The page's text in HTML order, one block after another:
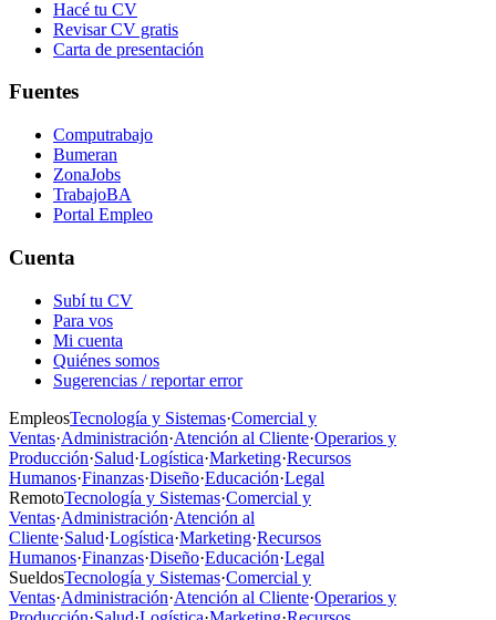
Hacé tu CV
Revisar CV gratis
Carta de presentación
Fuentes
Computrabajo
Bumeran
ZonaJobs
TrabajoBA
Portal Empleo
Cuenta
Subí tu CV
Para vos
Mi cuenta
Quiénes somos
Sugerencias / reportar error
EmpleosTecnología y Sistemas·Comercial y
Ventas·Administración·Atención al Cliente·Operarios y
Producción·Salud·Logística·Marketing·Recursos
Humanos·Finanzas·Diseño·Educación·Legal
RemotoTecnología y Sistemas·Comercial y
Ventas·Administración·Atención al
Cliente·Salud·Logística·Marketing·Recursos
Humanos·Finanzas·Diseño·Educación·Legal
SueldosTecnología y Sistemas·Comercial y
Ventas·Administración·Atención al Cliente·Operarios y